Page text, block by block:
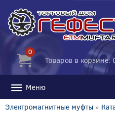
0
Товаров в корзине:
Меню
Электромагнитные муфты »